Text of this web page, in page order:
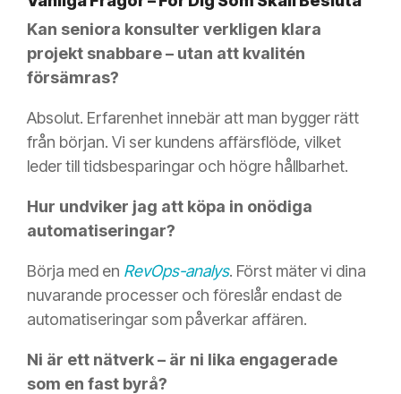
Kan seniora konsulter verkligen klara
projekt snabbare – utan att kvalitén
försämras?
Absolut. Erfarenhet innebär att man bygger rätt
från början. Vi ser kundens affärsflöde, vilket
leder till tidsbesparingar och högre hållbarhet.
Hur undviker jag att köpa in onödiga
automatiseringar?
Börja med en RevOps-analys. Först mäter vi dina
nuvarande processer och föreslår endast de
automatiseringar som påverkar affären.
Ni är ett nätverk – är ni lika engagerade
som en fast byrå?